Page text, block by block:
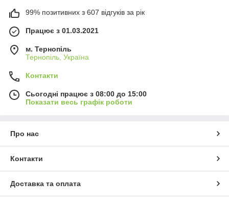
99% позитивних з 607 відгуків за рік
Працює з 01.03.2021
м. Тернопіль
Тернопіль, Україна
Контакти
Сьогодні працює з 08:00 до 15:00
Показати весь графік роботи
Про нас
Контакти
Доставка та оплата